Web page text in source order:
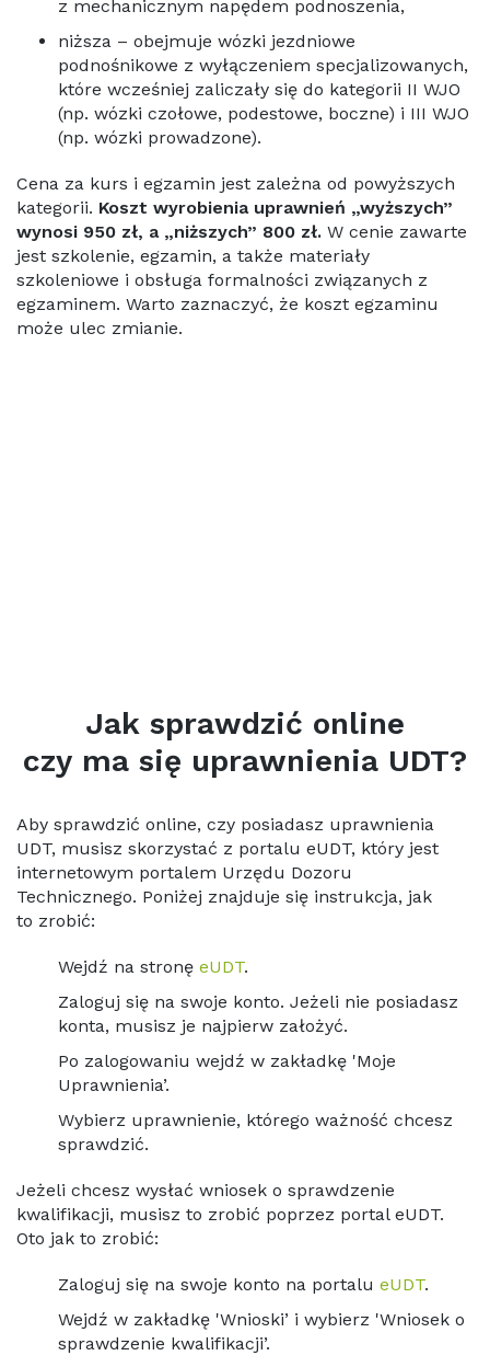
z mechanicznym napędem podnoszenia,
niższa – obejmuje wózki jezdniowe
podnośnikowe z wyłączeniem specjalizowanych,
które wcześniej zaliczały się do kategorii II WJO
(np. wózki czołowe, podestowe, boczne) i III WJO
(np. wózki prowadzone).
Cena za kurs i egzamin jest zależna od powyższych
kategorii. Koszt wyrobienia uprawnień „wyższych”
wynosi 950 zł, a „niższych” 800 zł. W cenie zawarte
jest szkolenie, egzamin, a także materiały
szkoleniowe i obsługa formalności związanych z
egzaminem. Warto zaznaczyć, że koszt egzaminu
może ulec zmianie.
Jak sprawdzić online
czy ma się uprawnienia UDT?
Aby sprawdzić online, czy posiadasz uprawnienia
UDT, musisz skorzystać z portalu eUDT, który jest
internetowym portalem Urzędu Dozoru
Technicznego. Poniżej znajduje się instrukcja, jak
to zrobić:
Wejdź na stronę eUDT.
Zaloguj się na swoje konto. Jeżeli nie posiadasz
konta, musisz je najpierw założyć.
Po zalogowaniu wejdź w zakładkę 'Moje
Uprawnienia’.
Wybierz uprawnienie, którego ważność chcesz
sprawdzić.
Jeżeli chcesz wysłać wniosek o sprawdzenie
kwalifikacji, musisz to zrobić poprzez portal eUDT.
Oto jak to zrobić:
Zaloguj się na swoje konto na portalu eUDT.
Wejdź w zakładkę 'Wnioski’ i wybierz 'Wniosek o
sprawdzenie kwalifikacji’.